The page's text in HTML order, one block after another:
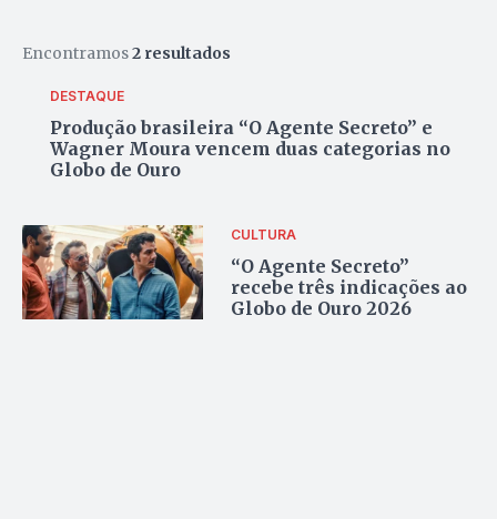
Encontramos2 resultados
DESTAQUE
Produção brasileira “O Agente Secreto” e
Wagner Moura vencem duas categorias no
Globo de Ouro
CULTURA
“O Agente Secreto”
recebe três indicações ao
Globo de Ouro 2026